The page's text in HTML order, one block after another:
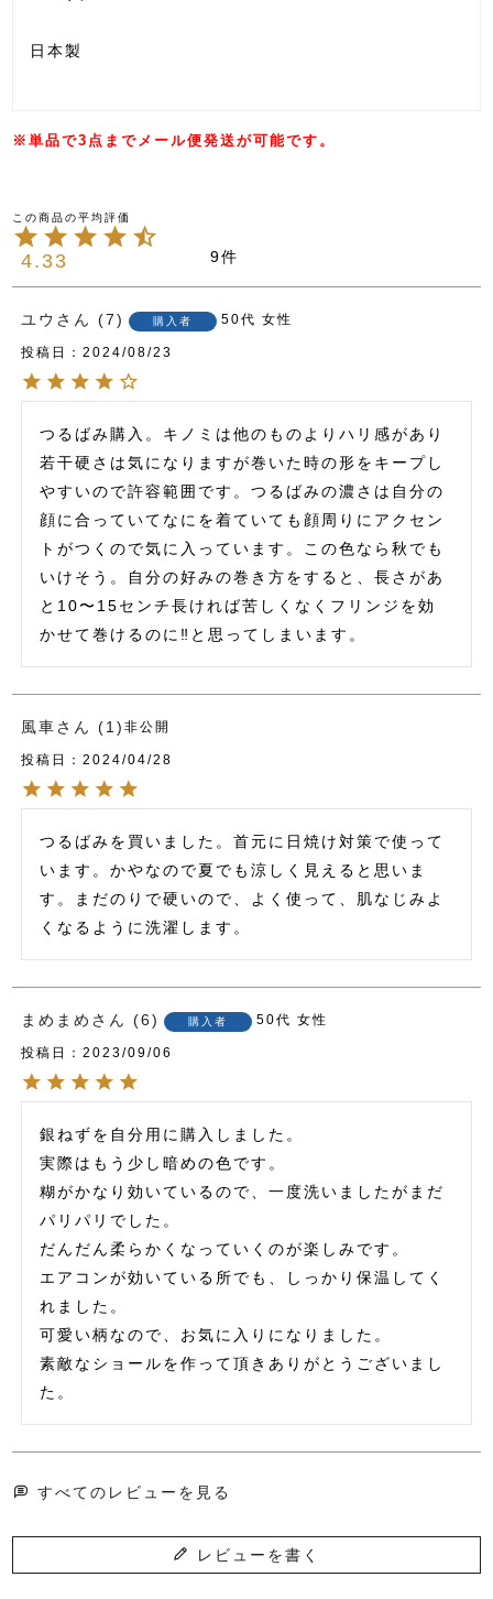
日本製
※単品で3点までメール便発送が可能です。
4.33 9
ユウ 7 購入者 50代 女性
投稿日 2024/08/23
つるばみ購入。キノミは他のものよりハリ感があり
若干硬さは気になりますが巻いた時の形をキープし
やすいので許容範囲です。つるばみの濃さは自分の
顔に合っていてなにを着ていても顔周りにアクセン
トがつくので気に入っています。この色なら秋でも
いけそう。自分の好みの巻き方をすると、長さがあ
と10〜15センチ長ければ苦しくなくフリンジを効
かせて巻けるのに‼︎と思ってしまいます。
風車 1 非公開
投稿日 2024/04/28
つるばみを買いました。首元に日焼け対策で使って
います。かやなので夏でも涼しく見えると思いま
す。まだのりで硬いので、よく使って、肌なじみよ
くなるように洗濯します。
まめまめ 6 購入者 50代 女性
投稿日 2023/09/06
銀ねずを自分用に購入しました。
実際はもう少し暗めの色です。
糊がかなり効いているので、一度洗いましたがまだ
パリパリでした。
だんだん柔らかくなっていくのが楽しみです。
エアコンが効いている所でも、しっかり保温してく
れました。
可愛い柄なので、お気に入りになりました。
素敵なショールを作って頂きありがとうございまし
た。
すべてのレビューを見る
レビューを書く